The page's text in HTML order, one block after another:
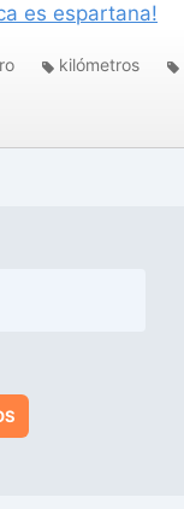
es espartana!
kilómetros